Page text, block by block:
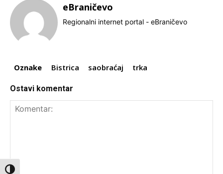
Toggle High Contrast
eBraničevo
Regionalni internet portal - eBraničevo
Oznake Bistrica saobraćaj trka
Ostavi komentar